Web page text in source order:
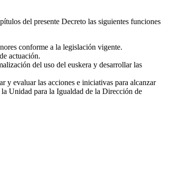
del presente Decreto las siguientes funciones
conforme a la legislación vigente.
actuación.
del uso del euskera y desarrollar las
y evaluar las acciones e iniciativas para alcanzar
Unidad para la Igualdad de la Dirección de